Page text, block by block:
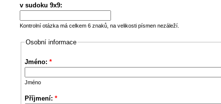
v sudoku 9x9:
Kontrolní otázka má celkem 6 znaků, na velikosti písmen nezáleží.
Osobní informace
Jméno: *
Jméno
Příjmení: *